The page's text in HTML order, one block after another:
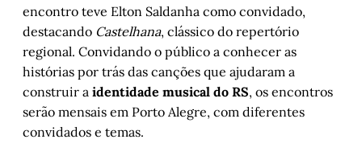
encontro teve Elton Saldanha como convidado,
destacando Castelhana, clássico do repertório
regional. Convidando o público a conhecer as
histórias por trás das canções que ajudaram a
construir a identidade musical do RS, os encontros
serão mensais em Porto Alegre, com diferentes
convidados e temas.